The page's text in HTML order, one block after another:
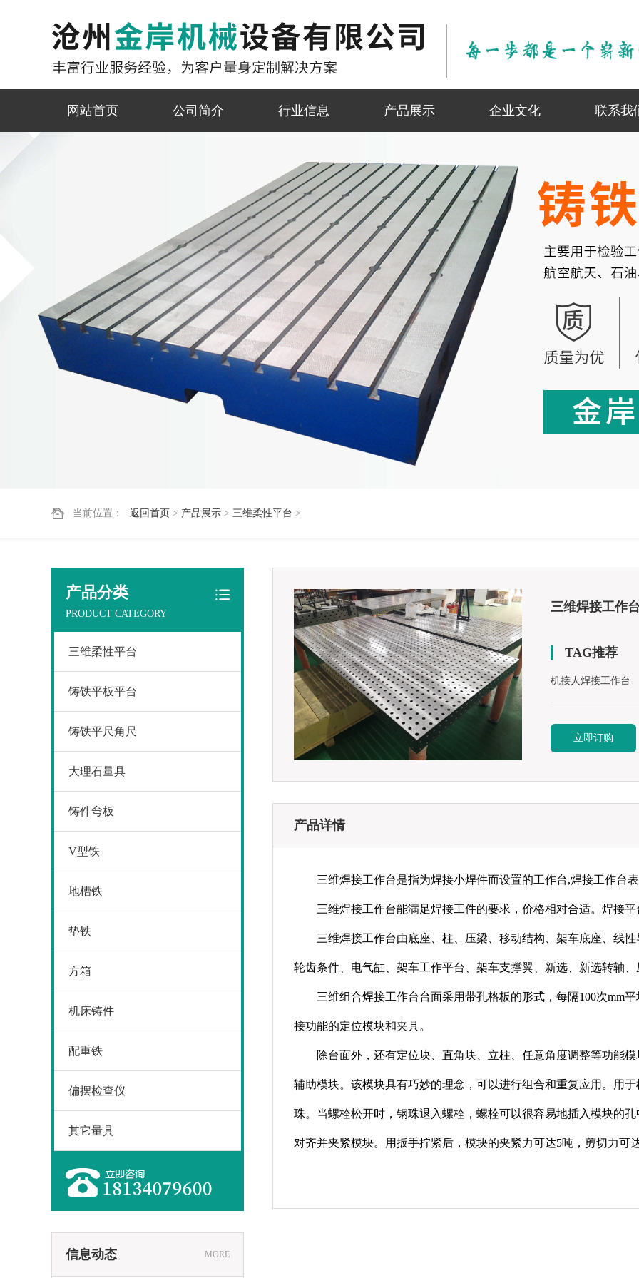
网站首页 公司简介 行业信息 产品展示 企业文化 联系我
当前位置： 返回首页 > 产品展示 > 三维柔性平台 >
产品分类
PRODUCT CATEGORY
三维柔性平台
铸铁平板平台
铸铁平尺角尺
大理石量具
铸件弯板
V型铁
地槽铁
垫铁
方箱
机床铸件
配重铁
偏摆检查仪
其它量具
信息动态 MORE
三维焊接工作
TAG推荐
机接人焊接工作台
立即订购
产品详情
三维焊接工作台是指为焊接小焊件而设置的工作台,焊接工作台
三维焊接工作台能满足焊接工件的要求，价格相对合适。焊接
三维焊接工作台由底座、柱、压梁、移动结构、架车底座、线
轮齿条件、电气缸、架车工作平台、架车支撑翼、新选、新选转轴
三维组合焊接工作台台面采用带孔格板的形式，每隔100次mm
接功能的定位模块和夹具。
除台面外，还有定位块、直角块、立柱、任意角度调整等功能
辅助模块。该模块具有巧妙的理念，可以进行组合和重复应用。用
珠。当螺栓松开时，钢珠退入螺栓，螺栓可以很容易地插入模块的
对齐并夹紧模块。用扳手拧紧后，模块的夹紧力可达5吨，剪切力可